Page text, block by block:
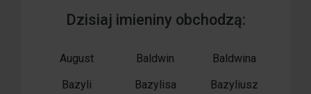
Dzisiaj imieniny obchodzą:
August Baldwin
Baldwina
Bazyli
Bazylisa
Bazyliusz